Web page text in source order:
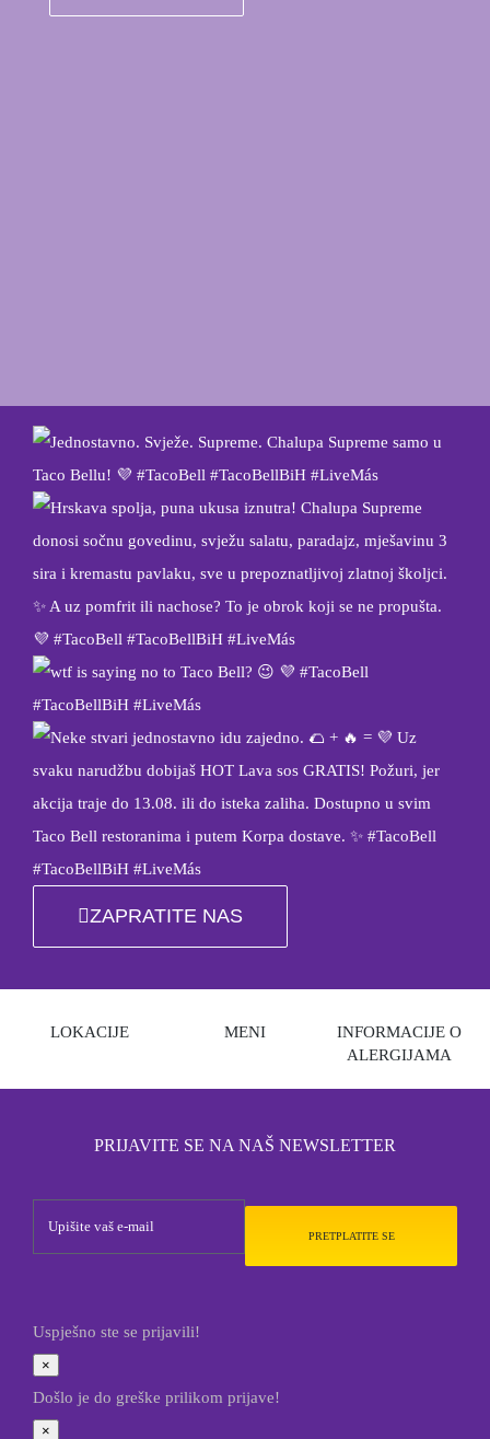
ZAPRATITE NAS
LOKACIJE MENI
INFORMACIJE O
ALERGIJAMA
PRIJAVITE SE NA NAŠ NEWSLETTER
PRETPLATITE SE
Uspješno ste se prijavili!
×
Došlo je do greške prilikom prijave!
×